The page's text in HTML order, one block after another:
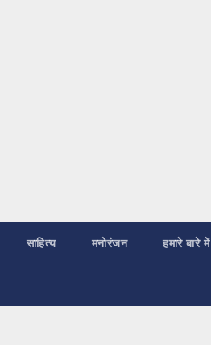
साहित्य मनोरंजन हमारे बारे में